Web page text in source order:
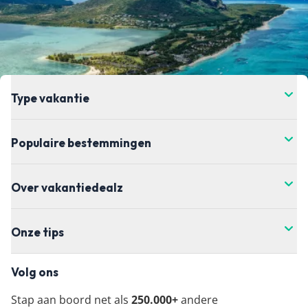
Type vakantie
Populaire bestemmingen
Over vakantiedealz
Onze tips
Volg ons
Stap aan boord net als 250.000+andere